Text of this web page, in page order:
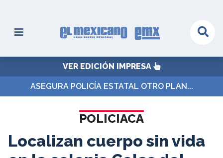
VER EDICIÓN IMPRESA
ASEGURA POLICÍA ESTATAL OTRO PLAN...
POLICIACA
Localizan cuerpo sin vida